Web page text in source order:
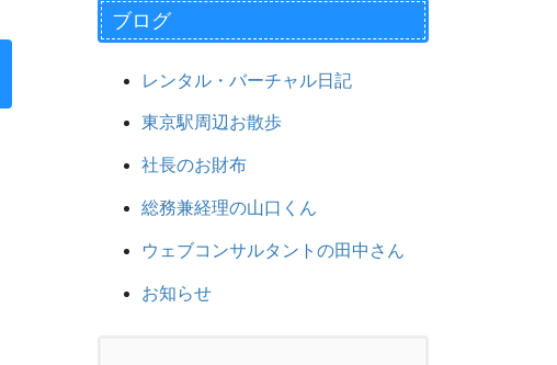
ブログ
レンタル・バーチャル日記
東京駅周辺お散歩
社長のお財布
総務兼経理の山口くん
ウェブコンサルタントの田中さん
お知らせ